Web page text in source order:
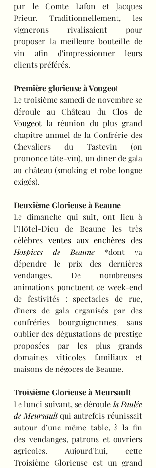
par le Comte Lafon et Jacques
Prieur. Traditionnellement, les
vignerons rivalisaient pour
proposer la meilleure bouteille de
vin afin d'impressionner leurs
clients préférés.
Première glorieuse à Vougeot
Le troisième samedi de novembre se
déroule au Château du Clos de
Vougeot la réunion du plus grand
chapitre annuel de la Confrérie des
Chevaliers du Tastevin (on
prononce tâte-vin), un dîner de gala
au château (smoking et robe longue
exigés).
Deuxième Glorieuse à Beaune
Le dimanche qui suit, ont lieu à
l’Hôtel-Dieu de Beaune les très
célèbres
Hospices de Beaune
*dont va
dépendre le prix des dernières
vendanges. De nombreuses
animations ponctuent ce week-end
de festivités : spectacles de rue,
dîners de gala organisés par des
confréries bourguignonnes, sans
oublier des dégustations de prestige
proposées par les plus grands
domaines viticoles familiaux et
maisons de négoces de Beaune.
Troisième Glorieuse à Meursault
Le lundi suivant, se déroule la Paulée
de Meursault qui autrefois réunissait
autour d’une même table, à la fin
des vendanges, patrons et ouvriers
agricoles. Aujourd’hui, cette
Troisième Glorieuse est un grand